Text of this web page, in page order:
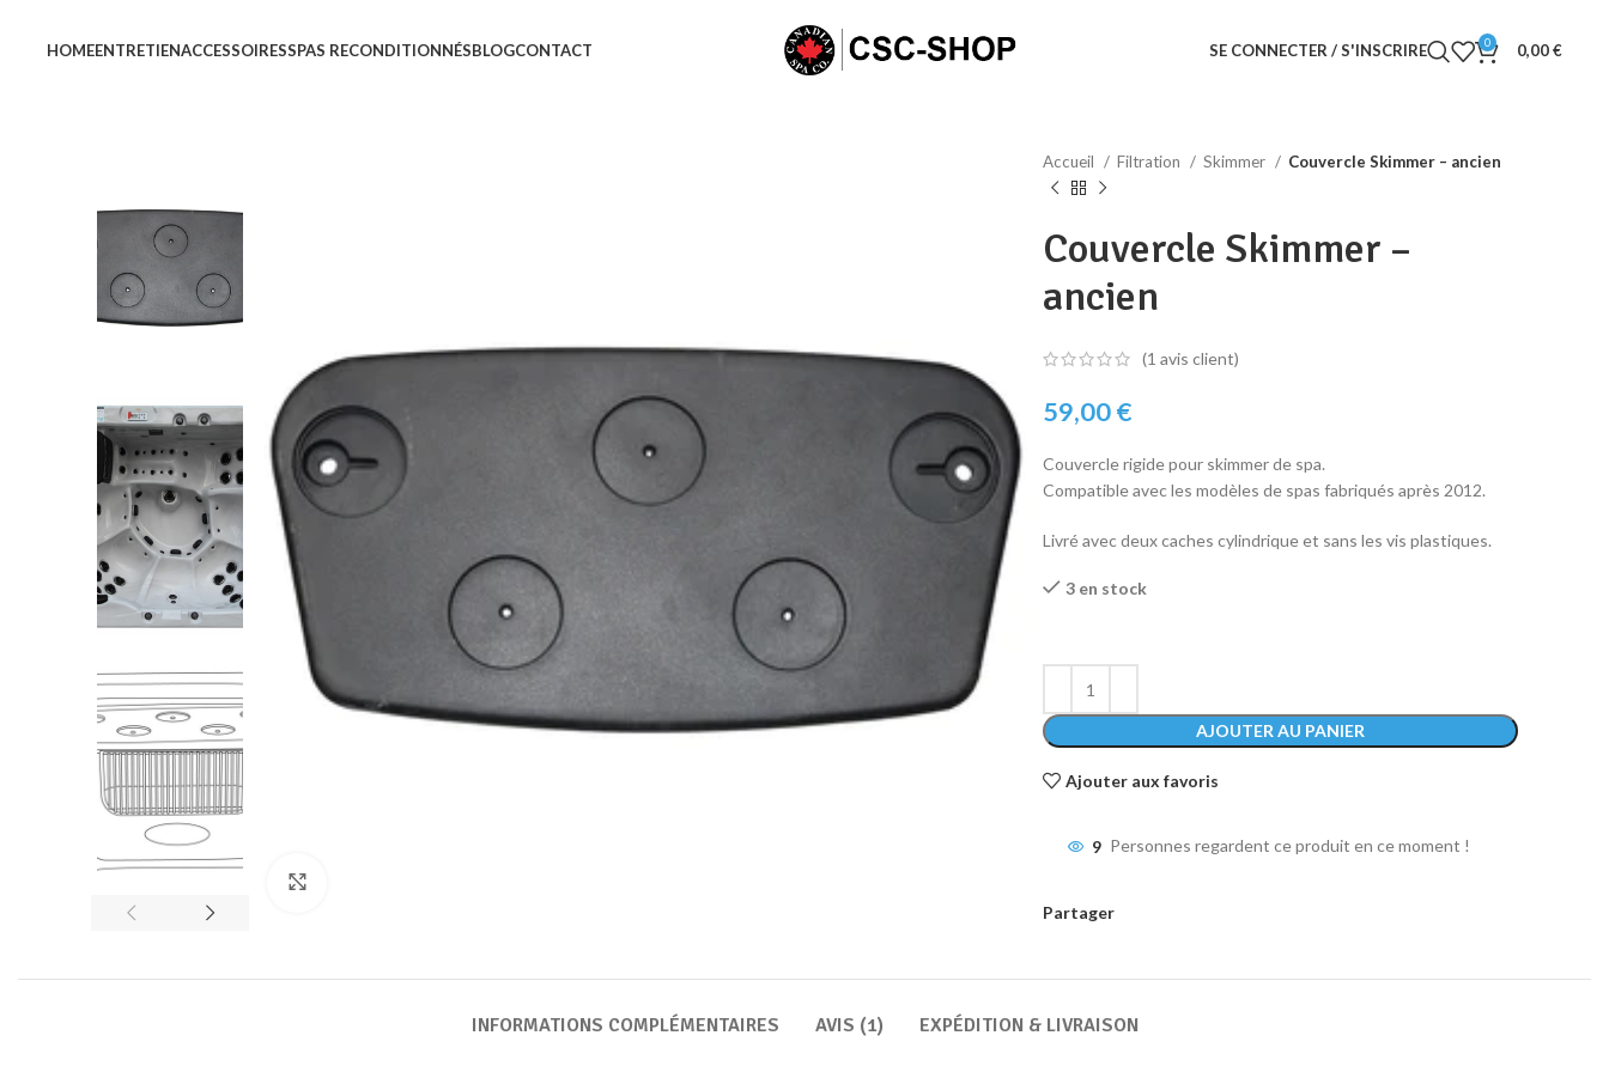
HOMEENTRETIENACCESSOIRESSPAS RECONDITIONNÉSBLOGCONTACT SE CONNECTER / S'INSCRIRE 0 0,00€
Accueil Filtration Skimmer Couvercle Skimmer – ancien
Couvercle Skimmer –
ancien
(1 avis client)
59,00€
Couvercle rigide pour skimmer de spa.
Compatible avec les modèles de spas fabriqués après 2012.
Livré avec deux caches cylindrique et sans les vis plastiques.
3 en stock
AJOUTER AU PANIER
Ajouter aux favoris
9 Personnes regardent ce produit en ce moment !
Partager
INFORMATIONS COMPLÉMENTAIRES AVIS (1) EXPÉDITION & LIVRAISON